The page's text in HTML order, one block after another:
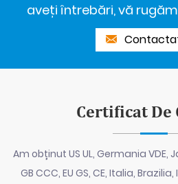
aveți întrebări, vă
Certificat De
Am obținut US UL, Germania VDE,
GB CCC, EU GS, CE, Italia,